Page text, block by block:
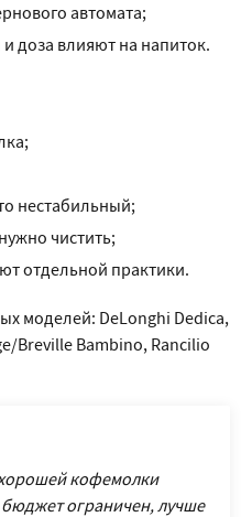
автомата;
доза влияют на напиток.
нестабильный;
чистить;
отдельной практики.
моделей: DeLonghi Dedica,
Breville Bambino, Rancilio
кофемолки
бюджет ограничен, лучше